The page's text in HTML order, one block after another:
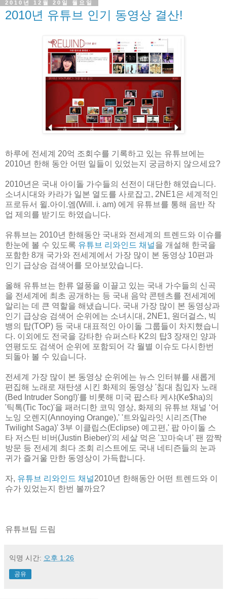
2010년 12월 20일 월요일
2010년 유튜브 인기 동영상 결산!
하루에 전세계 20억 조회수를 기록하고 있는 유튜브에는
2010년 한해 동안 어떤 일들이 있었는지 궁금하지 않으세요?
2010년은 국내 아이돌 가수들의 선전이 대단한 해였습니다.
소녀시대와 카라가 일본 열도를 사로잡고, 2NE1은 세계적인
프로듀서 윌.아이.엠(Will. i. am) 에게 유튜브를 통해 음반 작
업 제의를 받기도 하였습니다.
유튜브는 2010년 한해동안 국내와 전세계의 트렌드와 이슈를
한눈에 볼 수 있도록 유튜브 리와인드 채널을 개설해 한국을
포함한 8개 국가와 전세계에서 가장 많이 본 동영상 10편과
인기 급상승 검색어를 모아보았습니다.
올해 유튜브는 한류 열풍을 이끌고 있는 국내 가수들의 신곡
을 전세계에 최초 공개하는 등 국내 음악 콘텐츠를 전세계에
알리는 데 큰 역할을 해냈습니다. 국내 가장 많이 본 동영상과
인기 급상승 검색어 순위에는 소녀시대, 2NE1, 원더걸스, 빅
뱅의 탑(TOP) 등 국내 대표적인 아이돌 그룹들이 차지했습니
다. 이외에도 전국을 강타한 슈퍼스타 K2의 탑3 장재인 양과
연평도도 검색어 순위에 포함되어 각 월별 이슈도 다시한번
되돌아 볼 수 있습니다.
전세계 가장 많이 본 동영상 순위에는 뉴스 인터뷰를 새롭게
편집해 노래로 재탄생 시킨 화제의 동영상 '침대 침입자 노래
(Bed Intruder Song!)'를 비롯해 미국 팝스타 케샤(Ke$ha)의
'틱톡(Tic Toc)'을 패러디한 코믹 영상, 화제의 유튜브 채널 ‘어
노잉 오렌지(Annoying Orange),' '트와일라잇 시리즈(The
Twilight Saga)' 3부 이클립스(Eclipse) 예고편,' 팝 아이돌 스
타 저스틴 비버(Justin Bieber)'의 세살 먹은 '꼬마숙녀' 팬 깜짝
방문 등 전세계 최다 조회 리스트에도 국내 네티즌들의 눈과
귀가 즐거울 만한 동영상이 가득합니다.
자, 유튜브 리와인드 채널2010년 한해동안 어떤 트렌드와 이
슈가 있었는지 한번 볼까요?
유튜브팀 드림
익명 시간: 오후 1:26
공유